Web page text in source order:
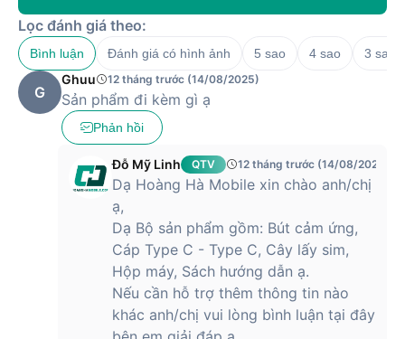
Bộ nhớ và Lưu trữ
RAM
Bộ nhớ trong
256GB, hỗ trợ mở rộng thông qua thẻ
Kết nối
Cổng kết nối/sạc
USB Type C
1 Nano SIM và 1 eSIM
Mạng di động
Hỗ trợ 5G
Bluetooth
5.3, A2DP, LE
Wi-Fi 802.11 a/b/g/n/ac/6e, tri-band,
Wi-Fi Direct
GPS, GLONASS, BDS, GALILEO
Sạc nhanh 45W, tiết kiệm PIN
Li-Ion
11.200mAh, 45W
4 loa stereo Samsung DeX, Dolby
Lọc đánh giá theo:
Bình luận Đánh giá có hình ảnh 5 sao 4 sao 3 sao
G
Ghuu 12 tháng trước (14/08/2025)
Sản phẩm đi kèm gì ạ
Phản hồi
Đỗ Mỹ Linh QTV 12 tháng trước (14/08/2025)
Dạ Hoàng Hà Mobile xin chào anh/chị
ạ,
Dạ Bộ sản phẩm gồm: Bút cảm ứng,
Cáp Type C - Type C, Cây lấy sim,
Hộp máy, Sách hướng dẫn ạ.
Nếu cần hỗ trợ thêm thông tin nào
khác anh/chị vui lòng bình luận tại đây